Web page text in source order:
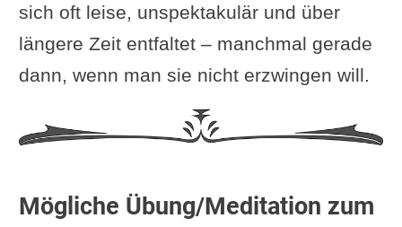
sich oft leise, unspektakulär und über
längere Zeit entfaltet – manchmal gerade
dann, wenn man sie nicht erzwingen will.
Mögliche Übung/Meditation zum